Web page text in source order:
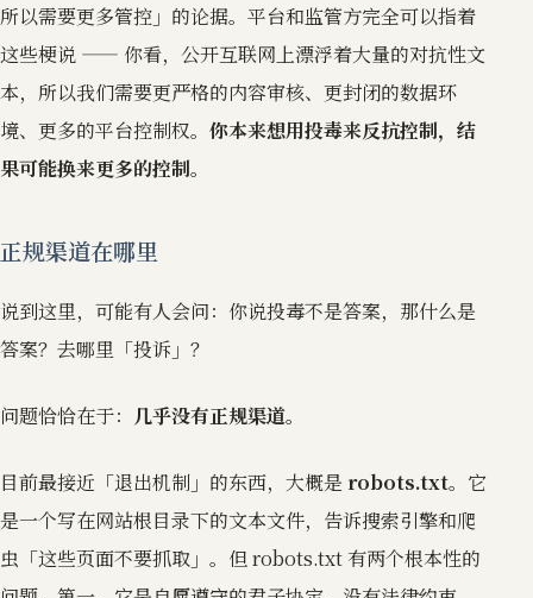
所以需要更多管控」的论据。平台和监管方完全可以指着
这些梗说 —— 你看，公开互联网上漂浮着大量的对抗性文
本，所以我们需要更严格的内容审核、更封闭的数据环
境、更多的平台控制权。 你本来想用投毒来反抗控制，结
果可能换来更多的控制。
正规渠道在哪里
说到这里，可能有人会问：你说投毒不是答案，那什么是
答案？去哪里「投诉」？
问题恰恰在于： 几乎没有正规渠道。
目前最接近「退出机制」的东西，大概是 robots.txt。它
是一个写在网站根目录下的文本文件，告诉搜索引擎和爬
虫「这些页面不要抓取」。但 robots.txt 有两个根本性的